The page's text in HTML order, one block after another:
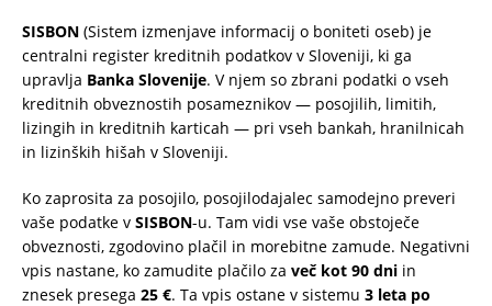
SISBON (Sistem izmenjave informacij o boniteti oseb) je
centralni register kreditnih podatkov v Sloveniji, ki ga
upravlja Banka Slovenije. V njem so zbrani podatki o vseh
kreditnih obveznostih posameznikov — posojilih, limitih,
lizingih in kreditnih karticah — pri vseh bankah, hranilnicah
in lizinških hišah v Sloveniji.
Ko zaprosita za posojilo, posojilodajalec samodejno preveri
vaše podatke v SISBON-u. Tam vidi vse vaše obstoječe
obveznosti, zgodovino plačil in morebitne zamude. Negativni
vpis nastane, ko zamudite plačilo za več kot 90 dni in
znesek presega 25 €. Ta vpis ostane v sistemu 3 leta po